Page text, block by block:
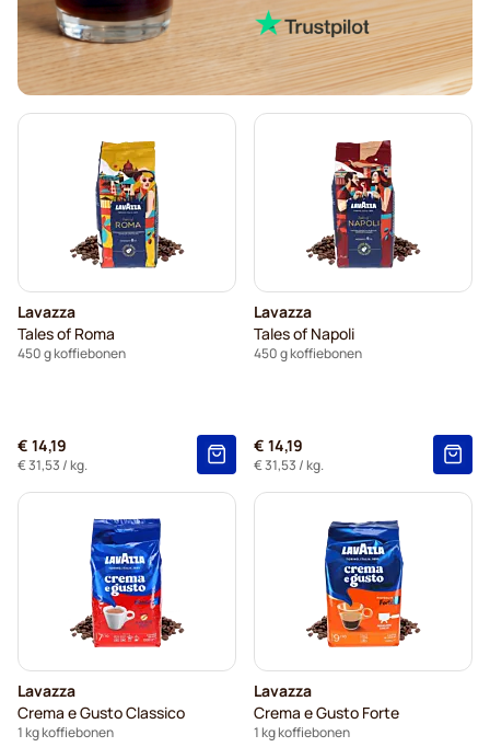
Lavazza
Tales of Roma
450 g koffiebonen
€ 14,19
€ 31,53 / kg.
Lavazza
Tales of Napoli
450 g koffiebonen
€ 14,19
€ 31,53 / kg.
Lavazza
Crema e Gusto Classico
1 kg koffiebonen
Lavazza
Crema e Gusto Forte
1 kg koffiebonen